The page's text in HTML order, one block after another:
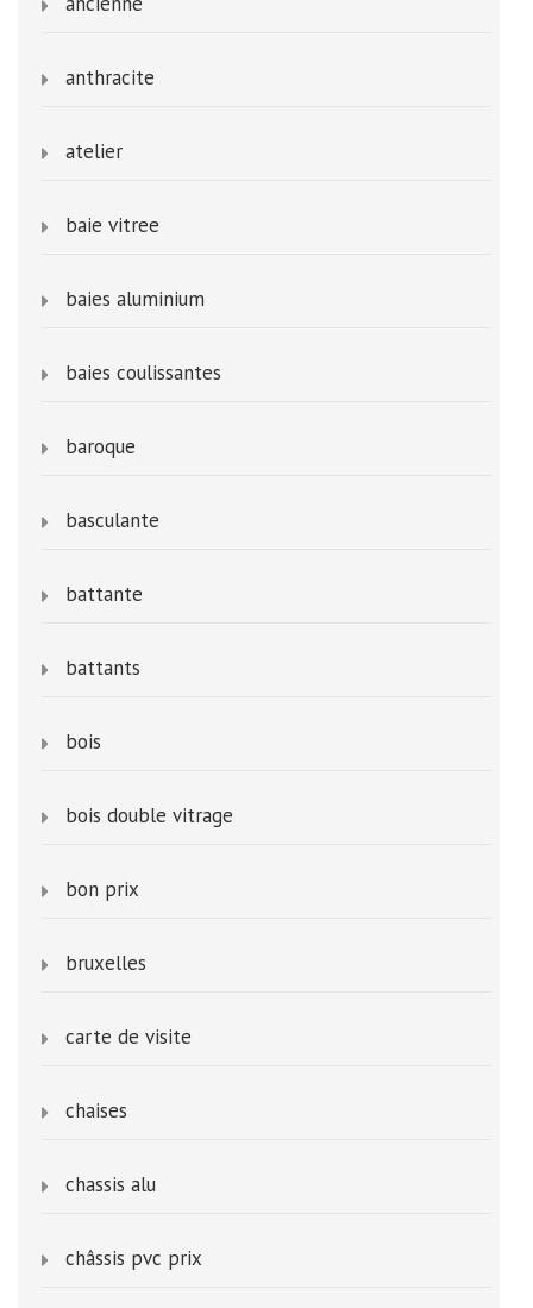
anthracite
atelier
baie vitree
baies aluminium
baies coulissantes
baroque
basculante
battante
battants
bois
bois double vitrage
bon prix
bruxelles
carte de visite
chaises
chassis alu
châssis pvc prix